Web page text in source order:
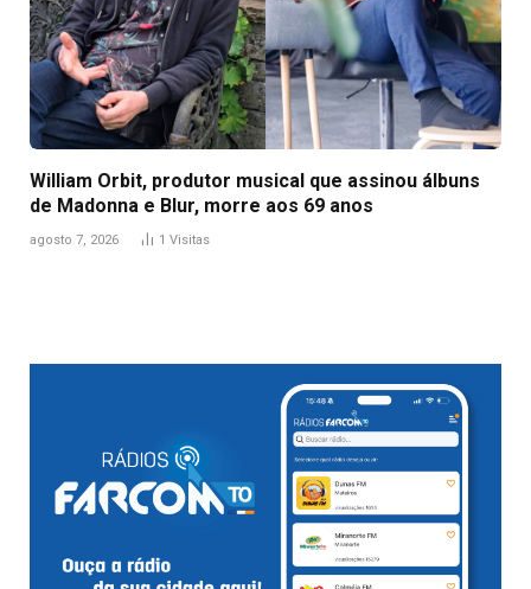
William Orbit, produtor musical que assinou álbuns
de Madonna e Blur, morre aos 69 anos
agosto 7, 2026 1 Visitas